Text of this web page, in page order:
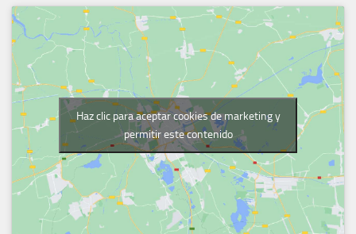
Haz clic para aceptar cookies de marketing y
permitir este contenido